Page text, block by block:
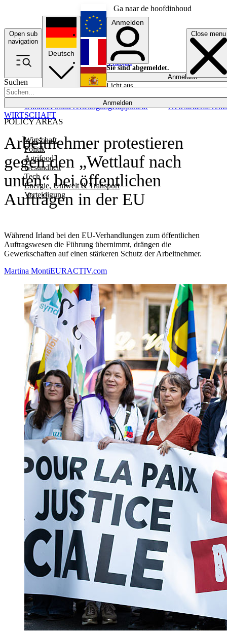
Ga naar de hoofdinhoud
Open sub
navigation
Close menu
Suchen
Anmelden
POLICY AREAS
Wirtschaft
Politik
Agrifood
Gesundheit
Tech
Energie, Umwelt & Transport
Verteidigung
UkrainePolitikVerteidigungRapporteur NewslettersEvents
Deutsch
English
Français
Anmelden
Sie sind abgemeldet.
Anmelden
Licht aus
Arbeitnehmer protestieren
gegen den „Wettlauf nach
unten“ bei öffentlichen
Aufträgen in der EU
Während Irland bei den EU-Verhandlungen zum öffentlichen
Auftragswesen die Führung übernimmt, drängen die
Gewerkschaften auf einen stärkeren Schutz der Arbeitnehmer.
WIRTSCHAFT
Martina MontiEURACTIV.com